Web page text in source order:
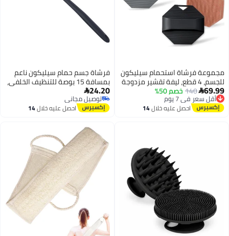
سيليكون
ليفة تقشير مزدوجة
وردي، رمادي،
خلال14
فرشاة جسم حمام سيليكون ناعم
بمسافة 15 بوصة للتنظيف الخلفي،
وقابلة للمناعة من الحساسية
(أسود)
24.20
توصيل مجانياحصل عليه خلال14
اغسطس